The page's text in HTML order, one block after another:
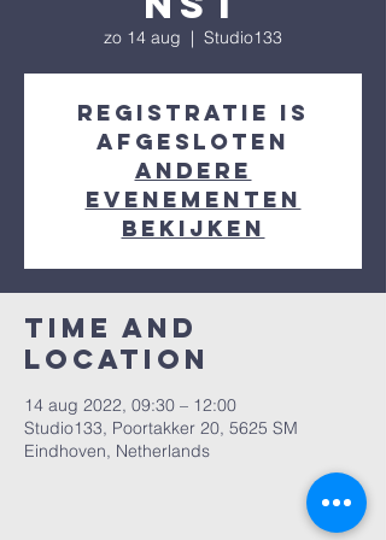
zo 14 aug
  |
Studio133
Registratie is
afgesloten
Andere
evenementen
bekijken
Time and
Location
14 aug 2022, 09:30 – 12:00
Studio133, Poortakker 20, 5625 SM
Eindhoven, Netherlands